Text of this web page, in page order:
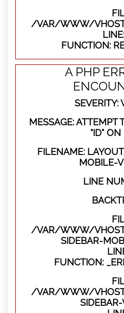
/VAR/WWW/
FUNCTION:
A PHP
SEVERITY:
MESSAGE: ATTEMPT
"ID"
FILENAME:
MOBILE-
LINE
/VAR/WWW/
SIDEBAR-
FUNCTION:
/VAR/WWW/